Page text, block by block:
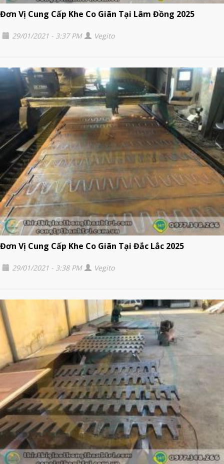
Đơn Vị Cung Cấp Khe Co Giãn Tại Lâm Đồng 2025
29/01/2021 - 3:37 PM Vegito
Đơn Vị Cung Cấp Khe Co Giãn Tại Đắc Lắc 2025
29/01/2021 - 3:38 PM Vegito